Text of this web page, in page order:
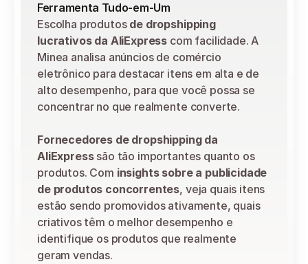
Ferramenta Tudo-em-Um
Escolha produtos de dropshipping
lucrativos da AliExpress com facilidade. A
Minea analisa anúncios de comércio
eletrônico para destacar itens em alta e de
alto desempenho, para que você possa se
concentrar no que realmente converte.
Fornecedores de dropshipping da
AliExpress são tão importantes quanto os
produtos. Com insights sobre a publicidade
de produtos concorrentes, veja quais itens
estão sendo promovidos ativamente, quais
criativos têm o melhor desempenho e
identifique os produtos que realmente
geram vendas.